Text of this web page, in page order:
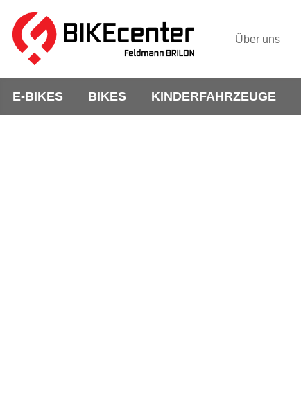
Über uns
E-BIKES BIKES KINDERFAHRZEUGE